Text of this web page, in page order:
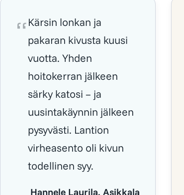
Kärsin lonkan ja
pakaran kivusta kuusi
vuotta. Yhden
hoitokerran jälkeen
särky katosi – ja
uusintakäynnin jälkeen
pysyvästi. Lantion
virheasento oli kivun
todellinen syy.
Hannele Laurila, Asikkala